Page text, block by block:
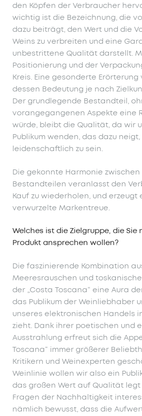
den Köpfen der Verbraucher
wichtig ist die Bezeichnung, die
dazu beiträgt, den Wert und die
Weins zu verbreiten und eine
unbestrittene Qualität darstellt.
Positionierung und der
Kreis. Eine gesonderte
dessen Bedeutung je nach
Der grundlegende Bestandteil,
vorangegangenen Aspekte eine
würde, bleibt die Qualität, da wir
Publikum wenden, das dazu
leidenschaftlich zu sein.
Die gekonnte Harmonie
Bestandteilen veranlasst den
Kauf zu wiederholen, und erzeugt
verwurzelte Markentreue.
Welches ist die Zielgruppe, die Sie
Produkt ansprechen wollen?
Die faszinierende Kombination
Meeresrauschen und
der „Costa Toscana“ eine Aura
das Publikum der Weinliebhaber
unseres elektronischen Handels
zieht. Dank ihrer poetischen und
Ausstrahlung erfreut sich die
Toscana“ immer größerer
Kritikern und Weinexperten
Weinlinie wollen wir also ein
das großen Wert auf Qualität
Fragen der Nachhaltigkeit
nämlich bewusst, dass die